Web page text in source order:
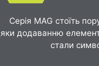
Серія MAG стоїть
додаванню
стали